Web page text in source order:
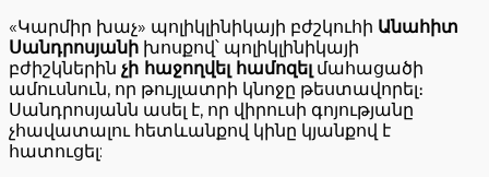
«Կարմիր խաչ» պոլիկլինիկայի բժշկուհի Անահիտ
Սանդրոսյանի խոսքով՝ պոլիկլինիկայի
բժիշկներին չի հաջողվել համոզել մահացածի
ամուսնուն, որ թույլատրի կնոջը թեստավորել։
Սանդրոսյանն ասել է, որ վիրուսի գոյությանը
չհավատալու հետևանքով կինը կյանքով է
հատուցել: